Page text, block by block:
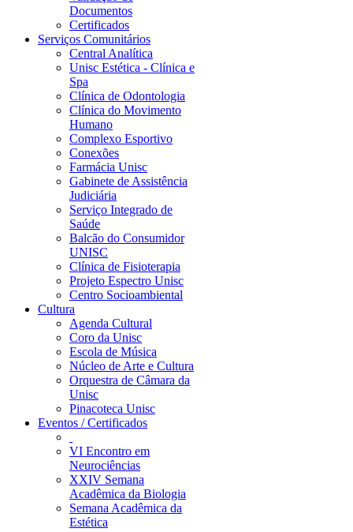
Documentos
Certificados
Serviços Comunitários
Central Analítica
Unisc Estética - Clínica e
Spa
Clínica de Odontologia
Clínica do Movimento
Humano
Complexo Esportivo
Conexões
Farmácia Unisc
Gabinete de Assistência
Judiciária
Serviço Integrado de
Saúde
Balcão do Consumidor
UNISC
Clínica de Fisioterapia
Projeto Espectro Unisc
Centro Socioambiental
Cultura
Agenda Cultural
Coro da Unisc
Escola de Música
Núcleo de Arte e Cultura
Orquestra de Câmara da
Unisc
Pinacoteca Unisc
Eventos / Certificados
VI Encontro em
Neurociências
XXIV Semana
Acadêmica da Biologia
Semana Acadêmica da
Estética